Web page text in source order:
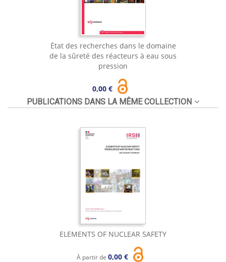
État des recherches dans le domaine
de la sûreté des réacteurs à eau sous
pression
0,00 €
PUBLICATIONS DANS LA MÊME COLLECTION
ELEMENTS OF NUCLEAR SAFETY
À partir de 0,00 €